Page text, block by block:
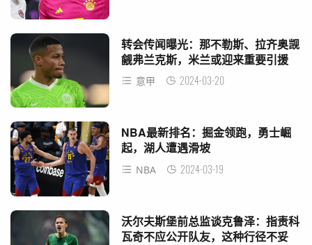
转会传闻曝光：那不勒斯、拉齐奥觊
觎弗兰克斯，米兰或迎来重要引援
意甲 2024-03-20
NBA最新排名：掘金领跑，勇士崛
起，湖人遭遇滑坡
NBA 2024-03-19
沃尔夫斯堡前总监谈克鲁泽：指责科
瓦奇不应公开队友，这种行径不妥